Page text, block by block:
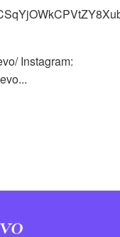
Instagram: